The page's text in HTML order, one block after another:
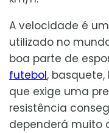
A velocidade é
utilizado no
boa parte de
futebol, basquete,
que exige uma
resistência
dependerá muito